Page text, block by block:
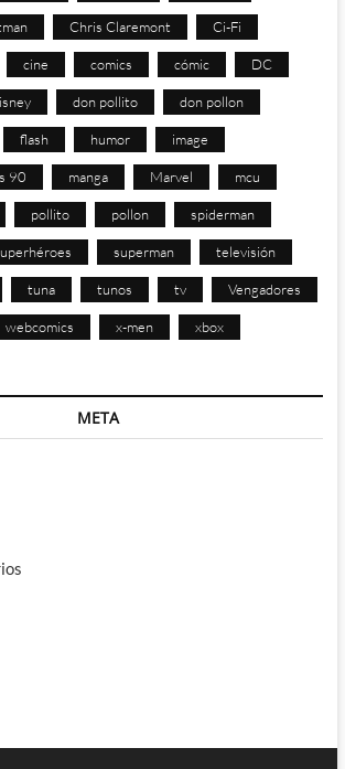
Chris Claremont Ci-Fi
cine comics cómic DC
don pollito don pollon
flash humor image
90 manga Marvel mcu
pollito pollon spiderman
superman televisión
tuna tunos tv Vengadores
webcomics x-men xbox
META